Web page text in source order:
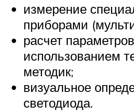
измерение
приборами
расчет
использованием
методик;
визуальное
светодиода.